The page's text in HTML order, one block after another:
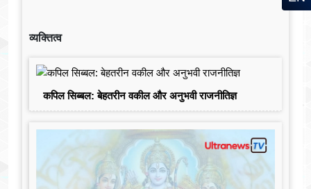
व्यक्तित्व
कपिल सिब्बल: बेहतरीन वकील और अनुभवी राजनीतिज्ञ